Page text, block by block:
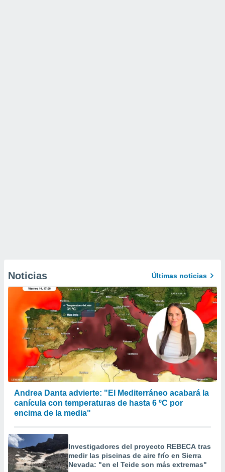
Noticias Últimas noticias
Andrea Danta advierte: "El Mediterráneo acabará la
canícula con temperaturas de hasta 6 ºC por
encima de la media"
Investigadores del proyecto REBECA tras
medir las piscinas de aire frío en Sierra
Nevada: "en el Teide son más extremas"